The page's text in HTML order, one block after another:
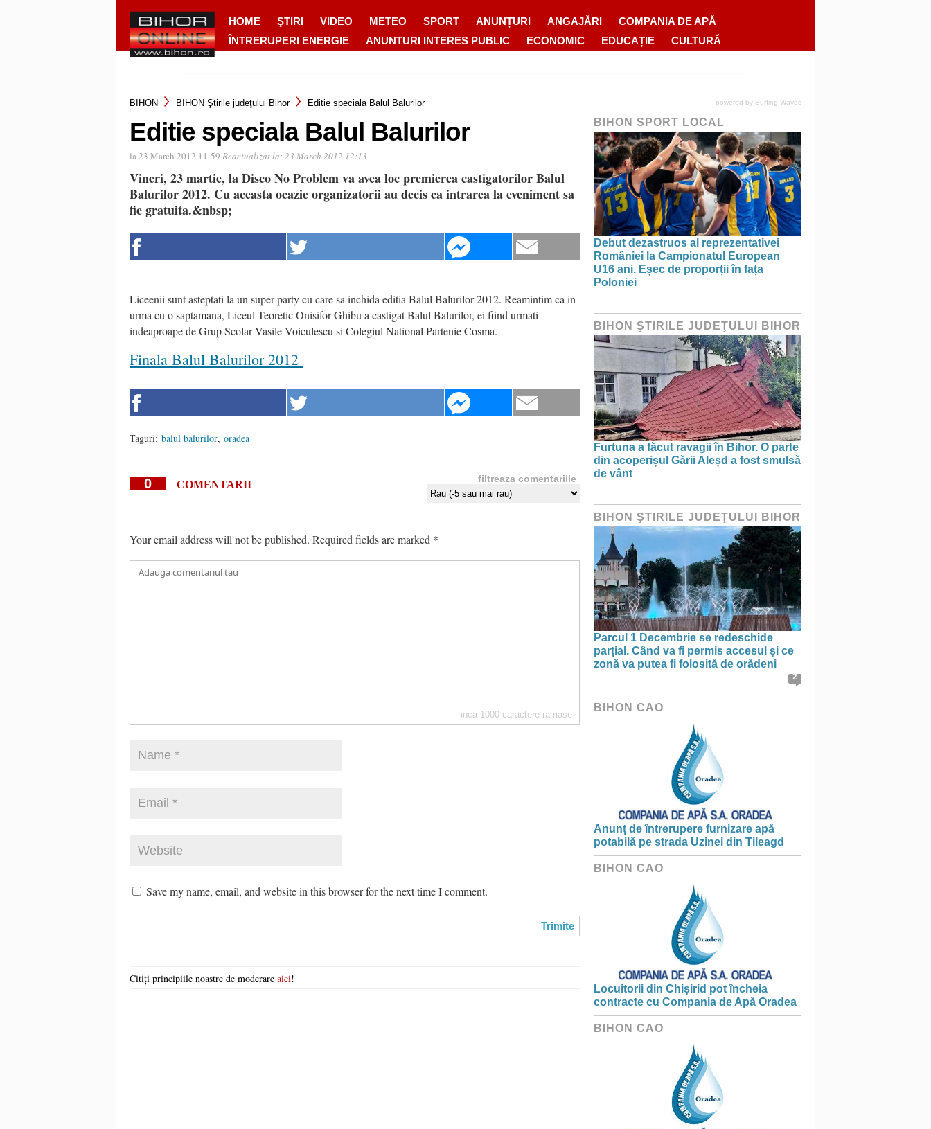
HOME ŞTIRI VIDEO METEO SPORT ANUNȚURI ANGAJĂRI
COMPANIA DE APĂ
ÎNTRERUPERI ENERGIE
ANUNTURI INTERES PUBLIC ECONOMIC EDUCAȚIE CULTURĂ
BIHON BIHON Ştirile judeţului Bihor Editie speciala Balul Balurilor
Editie speciala Balul Balurilor
la 23 March 2012 11:59 Reactualizat la:23 March 2012 12:13
Vineri, 23 martie, la Disco No Problem va avea loc premierea castigatorilor Balul
Balurilor 2012. Cu aceasta ocazie organizatorii au decis ca intrarea la eveniment sa
fie gratuita.&nbsp;
Liceenii sunt asteptati la un super party cu care sa inchida editia Balul Balurilor 2012. Reamintim ca in
urma cu o saptamana, Liceul Teoretic Onisifor Ghibu a castigat Balul Balurilor, ei fiind urmati
indeaproape de Grup Scolar Vasile Voiculescu si Colegiul National Partenie Cosma.
Finala Balul Balurilor 2012
Taguri: balul balurilor, oradea
0 COMENTARII filtreaza comentariile
Your email address will not be published. Required fields are marked *
inca 1000 caractere ramase
Save my name, email, and website in this browser for the next time I comment.
Citiți principiile noastre de moderare aici!
powered by Surfing Waves
BIHON SPORT LOCAL
Debut dezastruos al reprezentativei
României la Campionatul European
U16 ani. Eșec de proporții în fața
Poloniei
BIHON ŞTIRILE JUDEŢULUI BIHOR
Furtuna a făcut ravagii în Bihor. O parte
din acoperișul Gării Aleșd a fost smulsă
de vânt
BIHON ŞTIRILE JUDEŢULUI BIHOR
Parcul 1 Decembrie se redeschide
parțial. Când va fi permis accesul și ce
zonă va putea fi folosită de orădeni
2
BIHON CAO
Anunț de întrerupere furnizare apă
potabilă pe strada Uzinei din Tileagd
BIHON CAO
Locuitorii din Chișirid pot încheia
contracte cu Compania de Apă Oradea
BIHON CAO